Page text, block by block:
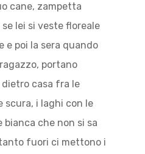
cane, zampetta
lei si veste floreale
e poi la sera quando
portano
casa fra le
scura, i laghi con le
bianca che non si sa
fuori ci mettono i